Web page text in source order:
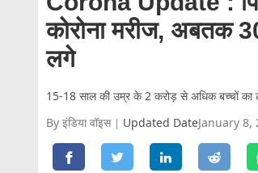
कोरोना मरीज, अबतक
लगे
15-18 साल की उम्र के 2 करोड़ से अधिक बच्चों का
By इंडिया वॉइस
Updated DateJanuary 8,